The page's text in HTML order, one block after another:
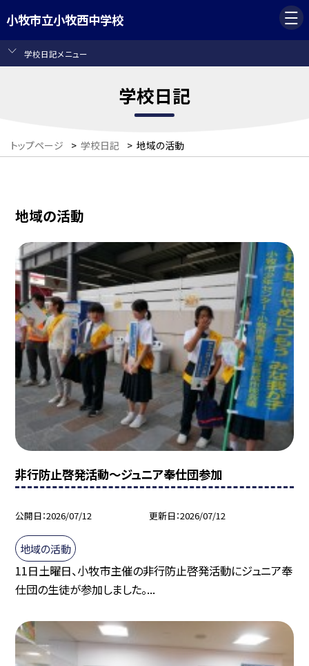
小牧市立小牧西中学校
学校日記メニュー
学校日記
トップページ > 学校日記 > 地域の活動
地域の活動
非行防止啓発活動～ジュニア奉仕団参加
公開日 2026/07/12 更新日 2026/07/12
地域の活動
11日土曜日、小牧市主催の非行防止啓発活動にジュニア奉
仕団の生徒が参加しました。...